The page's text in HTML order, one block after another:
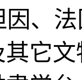
因、
它